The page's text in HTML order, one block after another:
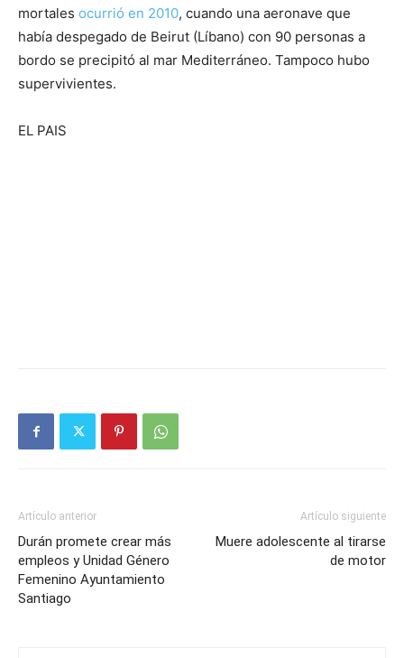
mortales ocurrió en 2010, cuando una aeronave que
había despegado de Beirut (Líbano) con 90 personas a
bordo se precipitó al mar Mediterráneo. Tampoco hubo
supervivientes.
EL PAIS
Artículo anterior
Durán promete crear más
empleos y Unidad Género
Femenino Ayuntamiento
Santiago
Artículo siguiente
Muere adolescente al tirarse
de motor